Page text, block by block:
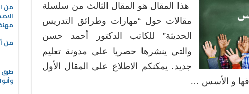
هذا المقال هو المقال الثالث من سلسلة
مقالات حول “مهارات وطرائق التدريس
الحديثة” للكاتب الدكتور أحمد حسن
والتي ينشرها حصريا على مدونة تعليم
جديد. يمكنكم الاطلاع على المقال الأول
و الأسس …
من
من
طرق